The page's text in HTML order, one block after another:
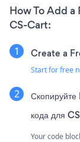
How To Add
CS-Cart:
Create a
Start for free
кода для
Your code